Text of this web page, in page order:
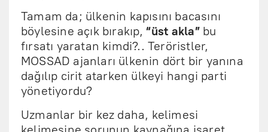
Tamam da; ülkenin kapısını bacasını
böylesine açık bırakıp, “üst akla”bu
fırsatı yaratan kimdi?.. Teröristler,
MOSSAD ajanları ülkenin dört bir yanına
dağılıp cirit atarken ülkeyi hangi parti
yönetiyordu?
Uzmanlar bir kez daha, kelimesi